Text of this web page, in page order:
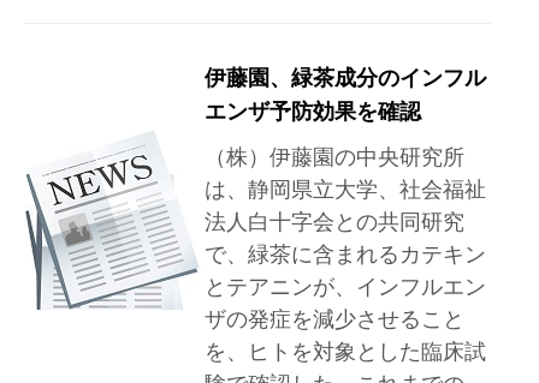
伊藤園、緑茶成分のインフル
エンザ予防効果を確認
（株）伊藤園の中央研究所
は、静岡県立大学、社会福祉
法人白十字会との共同研究
で、緑茶に含まれるカテキン
とテアニンが、インフルエン
ザの発症を減少させること
を、ヒトを対象とした臨床試